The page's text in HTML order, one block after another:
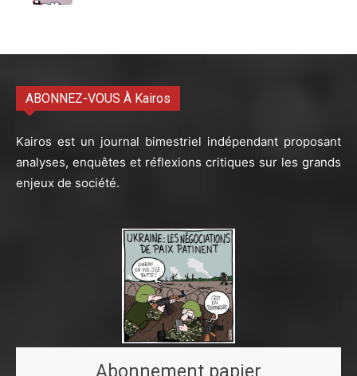
ABONNEZ-VOUS À Kairos
Kairos est un journal bimestriel indépendant proposant
analyses, enquêtes et réflexions critiques sur les grands
enjeux de société.
Abonnement papier